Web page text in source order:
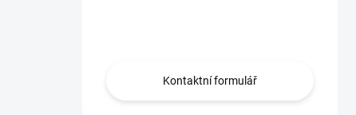
Kontaktní formulář